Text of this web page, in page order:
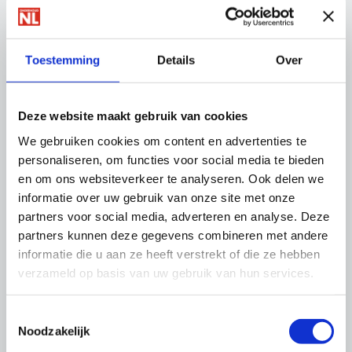
Toestemming Details Over
Deze website maakt gebruik van cookies
We gebruiken cookies om content en advertenties te
personaliseren, om functies voor social media te bieden
en om ons websiteverkeer te analyseren. Ook delen we
informatie over uw gebruik van onze site met onze
partners voor social media, adverteren en analyse. Deze
partners kunnen deze gegevens combineren met andere
informatie die u aan ze heeft verstrekt of die ze hebben
verzameld op basis van uw gebruik van hun services.
Noodzakelijk
Links
Dronekaart van Nederland
Regelhulp drones
Thema's